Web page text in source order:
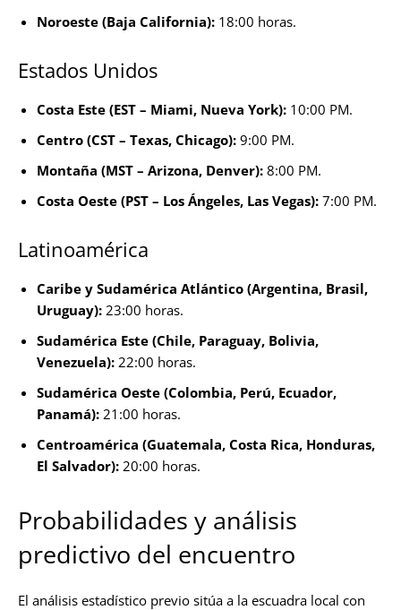
Noroeste (Baja California): 18:00 horas.
Estados Unidos
Costa Este (EST – Miami, Nueva York): 10:00 PM.
Centro (CST – Texas, Chicago): 9:00 PM.
Montaña (MST – Arizona, Denver): 8:00 PM.
Costa Oeste (PST – Los Ángeles, Las Vegas): 7:00 PM.
Latinoamérica
Caribe y Sudamérica Atlántico (Argentina, Brasil,
Uruguay): 23:00 horas.
Sudamérica Este (Chile, Paraguay, Bolivia,
Venezuela): 22:00 horas.
Sudamérica Oeste (Colombia, Perú, Ecuador,
Panamá): 21:00 horas.
Centroamérica (Guatemala, Costa Rica, Honduras,
El Salvador): 20:00 horas.
Probabilidades y análisis
predictivo del encuentro
El análisis estadístico previo sitúa a la escuadra local con